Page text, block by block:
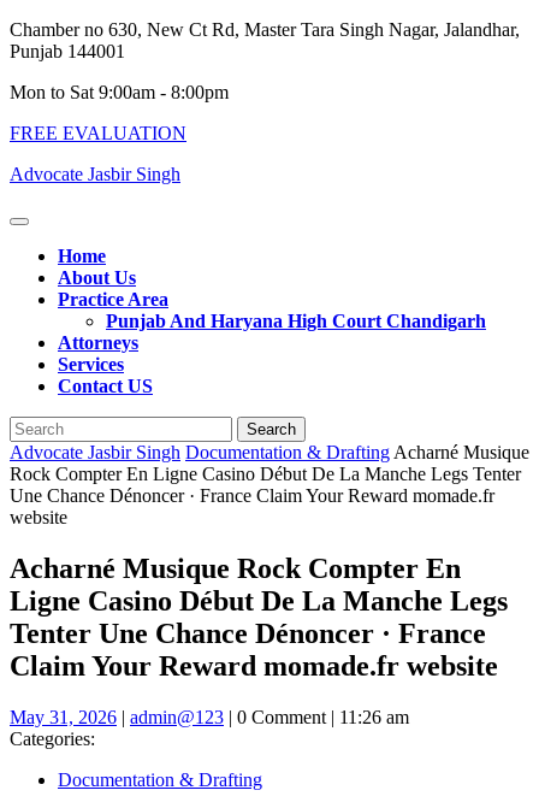
Skip
to
Chamber no 630, New Ct Rd, Master Tara Singh Nagar, Jalandhar,
Punjab 144001
Mon to Sat 9:00am - 8:00pm
FREE EVALUATION
Advocate Jasbir Singh
Open
ButtonHome
About Us
Practice Area
Punjab And Haryana High Court Chandigarh
Attorneys
Services
Contact US
Close
Button
Search
for:
Advocate Jasbir Singh Documentation & Drafting Acharné Musique
Rock Compter En Ligne Casino Début De La Manche Legs Tenter
Une Chance Dénoncer · France Claim Your Reward momade.fr
website
Acharné Musique Rock Compter En
Ligne Casino Début De La Manche Legs
Tenter Une Chance Dénoncer · France
Claim Your Reward momade.fr website
May 31, 2026May
| admin@123admin@123
| 0 Comment | 11:26 am
Categories:
Documentation & Drafting